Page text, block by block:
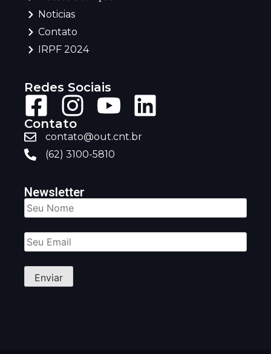
Noticias
Contato
IRPF 2024
Redes Sociais
Contato
contato@out.cnt.br
(62) 3100-5810
Newsletter